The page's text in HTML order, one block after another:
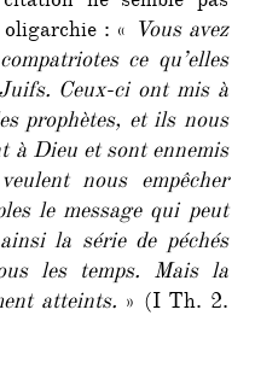
: « Vous avez
ce qu’elles
Ceux-ci ont mis à
prophètes, et ils nous
à Dieu et sont ennemis
nous empêcher
le message qui peut
la série de péchés
les temps. Mais la
atteints. » (I Th. 2.